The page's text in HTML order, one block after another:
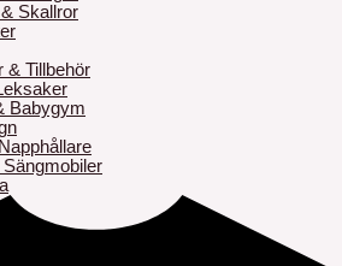
Skallror
& Tillbehör
Babygym